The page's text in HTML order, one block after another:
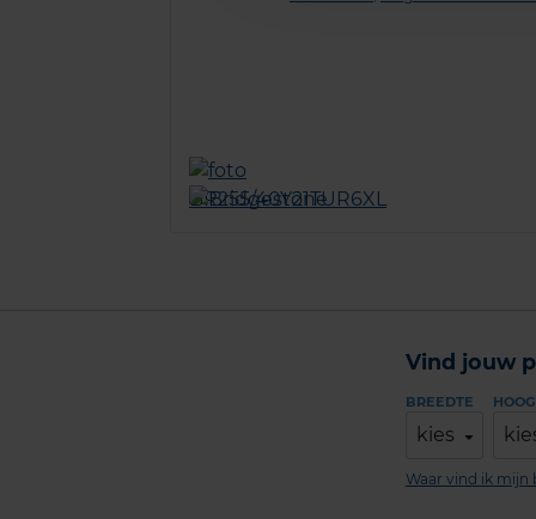
Vind jouw
BREEDTE
kies
Waar vind ik mijn